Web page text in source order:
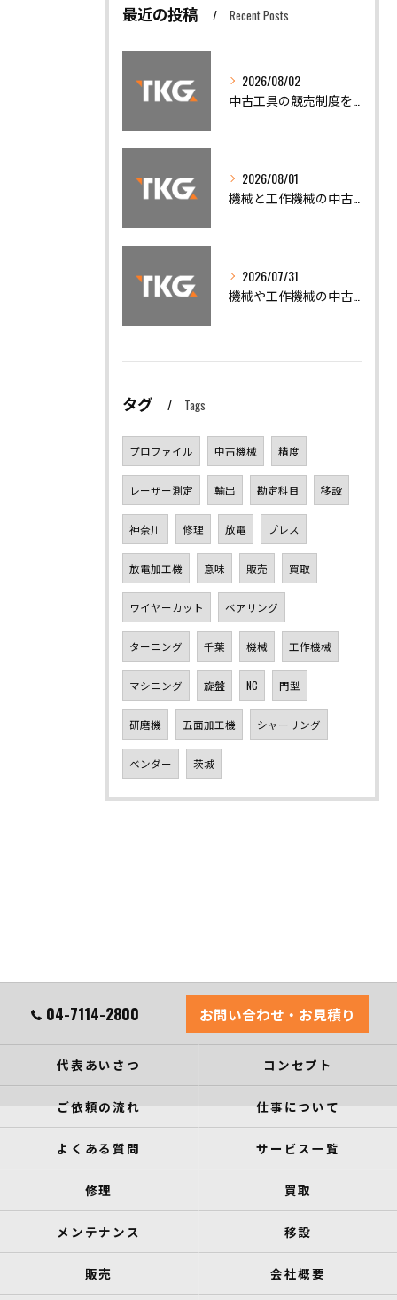
最近の投稿 Recent Posts
2026/08/02
2026/08/01
2026/07/31
タグ Tags
プロファイル 中古機械 精度
レーザー測定 輸出 勘定科目 移設
神奈川 修理 放電 プレス
放電加工機 意味 販売 買取
ワイヤーカット ベアリング
ターニング 千葉 機械 工作機械
マシニング 旋盤 NC 門型
研磨機 五面加工機 シャーリング
ベンダー 茨城
04-7114-2800 お問い合わせ・お見積り
代表あいさつ コンセプト
ご依頼の流れ 仕事について
よくある質問 サービス一覧
修理 買取
メンテナンス 移設
販売 会社概要